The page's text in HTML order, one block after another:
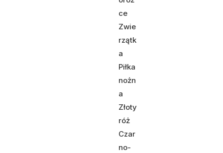
ce
Zwie
rzątk
a
Piłka
nożn
a
Złoty
róż
Czar
no-